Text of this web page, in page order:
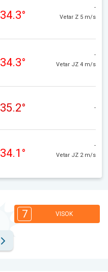
34.3°
-
Vetar Z 5 m/s
34.3°
-
Vetar JZ 4 m/s
35.2° -
34.1°
-
Vetar JZ 2 m/s
7 VISOK